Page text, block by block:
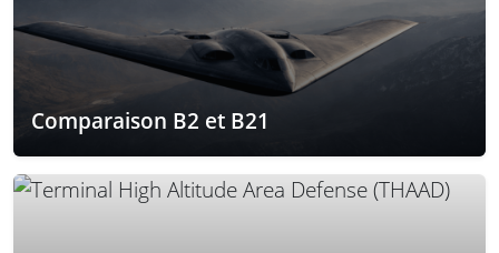
Comparaison B2 et B21